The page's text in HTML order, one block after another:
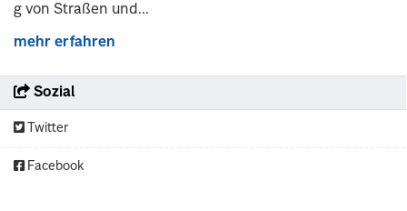
g von Straßen und...
mehr erfahren
Sozial
Twitter
Facebook